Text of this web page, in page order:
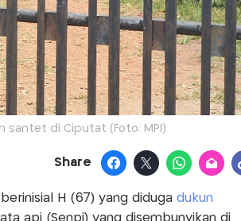
santet di Ciputat (Foto: MPI)
Share
H (67) yang diduga dukun
api (Senpi) yang disembunyikan di